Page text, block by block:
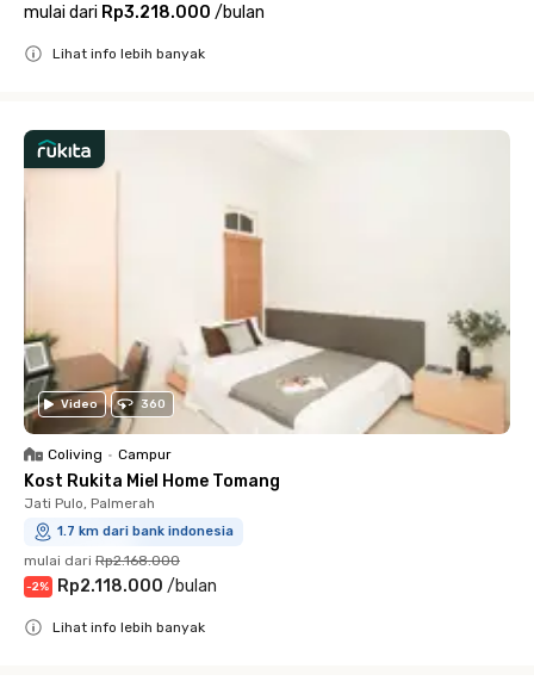
mulai dari Rp3.218.000 /bulan
Lihat info lebih banyak
Video 360
Coliving • Campur
Kost Rukita Miel Home Tomang
Jati Pulo, Palmerah
1.7 km dari bank indonesia
mulai dari Rp2.168.000
-2% Rp2.118.000 /bulan
Lihat info lebih banyak